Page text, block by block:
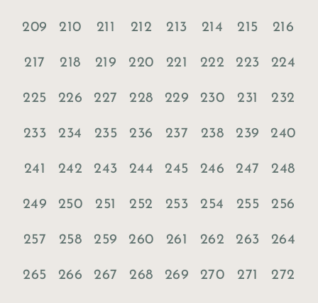
209 210 211 212 213 214 215 216
217 218 219 220 221 222 223 224
225 226 227 228 229 230 231 232
233 234 235 236 237 238 239 240
241 242 243 244 245 246 247 248
249 250 251 252 253 254 255 256
257 258 259 260 261 262 263 264
265 266 267 268 269 270 271 272